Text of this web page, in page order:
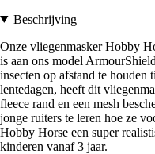
Beschrijving
Onze vliegenmasker Hobby
is aan ons model
insecten op afstand te houden
lentedagen, heeft dit
fleece rand en een mesh
jonge ruiters te leren hoe ze
Hobby Horse een super
kinderen vanaf 3 jaar.